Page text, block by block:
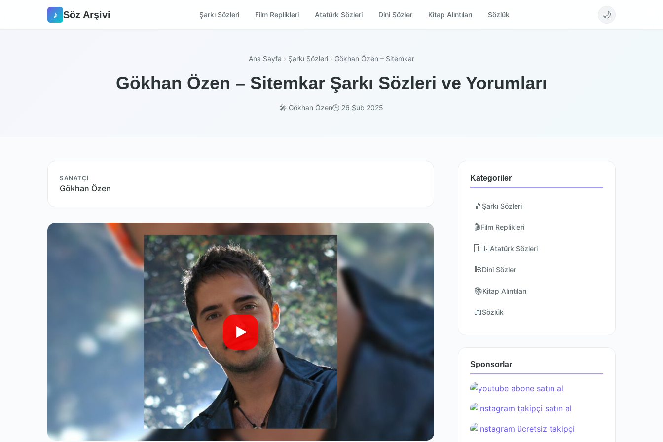
♪ Söz Arşivi Şarkı Sözleri Film Replikleri Atatürk Sözleri Dini Sözler Kitap Alıntıları Sözlük 🌙
Ana Sayfa › Şarkı Sözleri › Gökhan Özen – Sitemkar
Gökhan Özen – Sitemkar Şarkı Sözleri ve Yorumları
🎤 Gökhan Özen🕒 26 Şub 2025
SANATÇI
Gökhan Özen
Kategoriler
🎵 Şarkı Sözleri
🎬Film Replikleri
🇹🇷Atatürk Sözleri
🕌Dini Sözler
📚Kitap Alıntıları
📖Sözlük
Sponsorlar